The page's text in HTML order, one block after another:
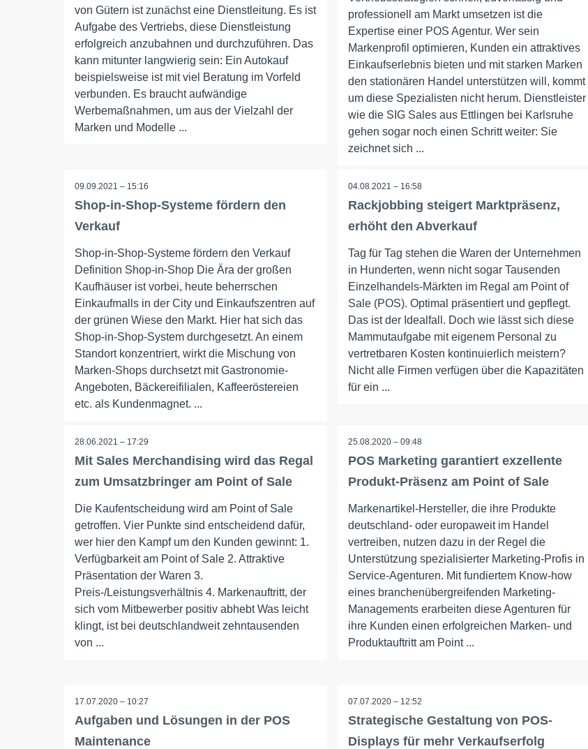
von Gütern ist zunächst eine Dienstleitung. Es ist
Aufgabe des Vertriebs, diese Dienstleistung
erfolgreich anzubahnen und durchzuführen. Das
kann mitunter langwierig sein: Ein Autokauf
beispielsweise ist mit viel Beratung im Vorfeld
verbunden. Es braucht aufwändige
Werbemaßnahmen, um aus der Vielzahl der
Marken und Modelle ...
professionell am Markt umsetzen ist die
Expertise einer POS Agentur. Wer sein
Markenprofil optimieren, Kunden ein attraktives
Einkaufserlebnis bieten und mit starken Marken
den stationären Handel unterstützen will, kommt
um diese Spezialisten nicht herum. Dienstleister
wie die SIG Sales aus Ettlingen bei Karlsruhe
gehen sogar noch einen Schritt weiter: Sie
zeichnet sich ...
09.09.2021 – 15:16
Shop-in-Shop-Systeme fördern den
Verkauf
Shop-in-Shop-Systeme fördern den Verkauf
Definition Shop-in-Shop Die Ära der großen
Kaufhäuser ist vorbei, heute beherrschen
Einkaufmalls in der City und Einkaufszentren auf
der grünen Wiese den Markt. Hier hat sich das
Shop-in-Shop-System durchgesetzt. An einem
Standort konzentriert, wirkt die Mischung von
Marken-Shops durchsetzt mit Gastronomie-
Angeboten, Bäckereifilialen, Kaffeeröstereien
etc. als Kundenmagnet. ...
04.08.2021 – 16:58
Rackjobbing steigert Marktpräsenz,
erhöht den Abverkauf
Tag für Tag stehen die Waren der Unternehmen
in Hunderten, wenn nicht sogar Tausenden
Einzelhandels-Märkten im Regal am Point of
Sale (POS). Optimal präsentiert und gepflegt.
Das ist der Idealfall. Doch wie lässt sich diese
Mammutaufgabe mit eigenem Personal zu
vertretbaren Kosten kontinuierlich meistern?
Nicht alle Firmen verfügen über die Kapazitäten
für ein ...
28.06.2021 – 17:29
Mit Sales Merchandising wird das Regal
zum Umsatzbringer am Point of Sale
Die Kaufentscheidung wird am Point of Sale
getroffen. Vier Punkte sind entscheidend dafür,
wer hier den Kampf um den Kunden gewinnt: 1.
Verfügbarkeit am Point of Sale 2. Attraktive
Präsentation der Waren 3.
Preis-/Leistungsverhältnis 4. Markenauftritt, der
sich vom Mitbewerber positiv abhebt Was leicht
klingt, ist bei deutschlandweit zehntausenden
von ...
25.08.2020 – 09:48
POS Marketing garantiert exzellente
Produkt-Präsenz am Point of Sale
Markenartikel-Hersteller, die ihre Produkte
deutschland- oder europaweit im Handel
vertreiben, nutzen dazu in der Regel die
Unterstützung spezialisierter Marketing-Profis in
Service-Agenturen. Mit fundiertem Know-how
eines branchenübergreifenden Marketing-
Managements erarbeiten diese Agenturen für
ihre Kunden einen erfolgreichen Marken- und
Produktauftritt am Point ...
17.07.2020 – 10:27
Aufgaben und Lösungen in der POS
Maintenance
07.07.2020 – 12:52
Strategische Gestaltung von POS-
Displays für mehr Verkaufserfolg